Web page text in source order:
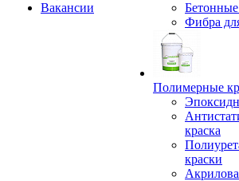
Вакансии
Фибра
Полимерные
краска
краски